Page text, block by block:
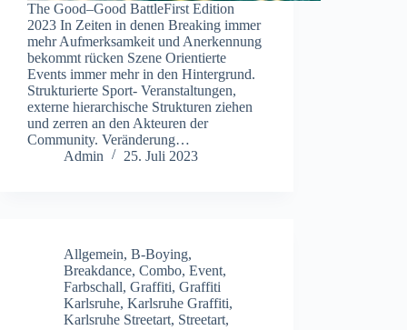
The Good–Good BattleFirst Edition
2023 In Zeiten in denen Breaking immer
mehr Aufmerksamkeit und Anerkennung
bekommt rücken Szene Orientierte
Events immer mehr in den Hintergrund.
Strukturierte Sport- Veranstaltungen,
externe hierarchische Strukturen ziehen
und zerren an den Akteuren der
Community. Veränderung…
Admin
25. Juli 2023
Allgemein, B-Boying,
Breakdance, Combo, Event,
Farbschall, Graffiti, Graffiti
Karlsruhe, Karlsruhe Graffiti,
Karlsruhe Streetart, Streetart,